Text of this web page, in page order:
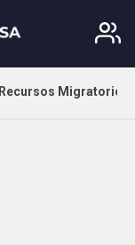
Recursos Migratorios